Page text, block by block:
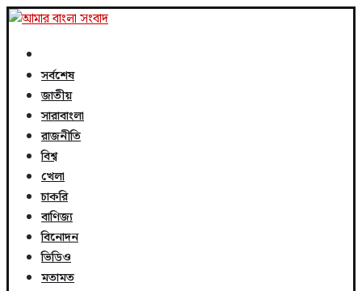
সর্বশেষ
জাতীয়
সারাবাংলা
রাজনীতি
বিশ্ব
খেলা
চাকরি
বাণিজ্য
বিনোদন
ভিডিও
মতামত